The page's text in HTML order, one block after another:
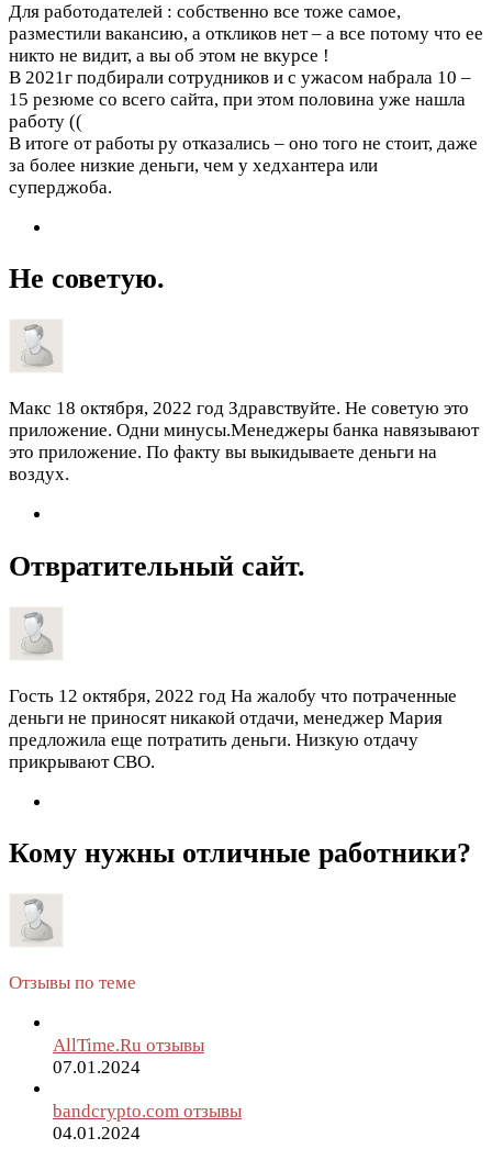
Для работодателей : собственно все тоже самое,
разместили вакансию, а откликов нет – а все потому что ее
никто не видит, а вы об этом не вкурсе !
В 2021г подбирали сотрудников и с ужасом набрала 10 –
15 резюме со всего сайта, при этом половина уже нашла
работу ((
В итоге от работы ру отказались – оно того не стоит, даже
за более низкие деньги, чем у хедхантера или
суперджоба.
Не советую.
Макс 18 октября, 2022 год Здравствуйте. Не советую это
приложение. Одни минусы.Менеджеры банка навязывают
это приложение. По факту вы выкидываете деньги на
воздух.
Отвратительный сайт.
Гость 12 октября, 2022 год На жалобу что потраченные
деньги не приносят никакой отдачи, менеджер Мария
предложила еще потратить деньги. Низкую отдачу
прикрывают СВО.
Кому нужны отличные работники?
Отзывы по теме
AllTime.Ru отзывы
07.01.2024
bandcrypto.com отзывы
04.01.2024